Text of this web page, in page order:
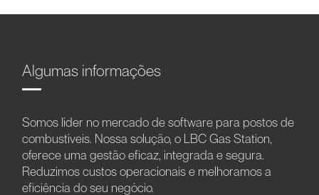
Algumas informações
Somos líder no mercado de software para postos de
combustíveis. Nossa solução, o LBC Gas Station,
oferece uma gestão eficaz, integrada e segura.
Reduzimos custos operacionais e melhoramos a
eficiência do seu negócio.